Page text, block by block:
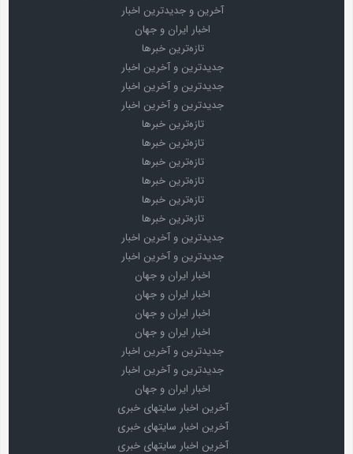
آخرین و جدیدترین اخبار
اخبار ایران و جهان
تازه‌ترین خبرها
جدیدترین و آخرین اخبار
جدیدترین و آخرین اخبار
جدیدترین و آخرین اخبار
تازه‌ترین خبرها
تازه‌ترین خبرها
تازه‌ترین خبرها
تازه‌ترین خبرها
تازه‌ترین خبرها
تازه‌ترین خبرها
جدیدترین و آخرین اخبار
جدیدترین و آخرین اخبار
اخبار ایران و جهان
اخبار ایران و جهان
اخبار ایران و جهان
اخبار ایران و جهان
جدیدترین و آخرین اخبار
جدیدترین و آخرین اخبار
اخبار ایران و جهان
آخرین اخبار سایتهای خبری
آخرین اخبار سایتهای خبری
آخرین اخبار سایتهای خبری